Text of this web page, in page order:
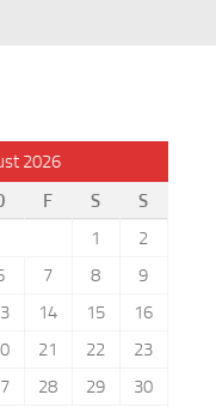
2026
F S
S
1
2
7 8
9
14 15
16
21 22
23
28 29 30